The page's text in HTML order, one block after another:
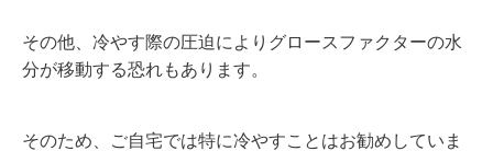
その他、冷やす際の圧迫によりグロースファクターの水
分が移動する恐れもあります。
そのため、ご自宅では特に冷やすことはお勧めしていま